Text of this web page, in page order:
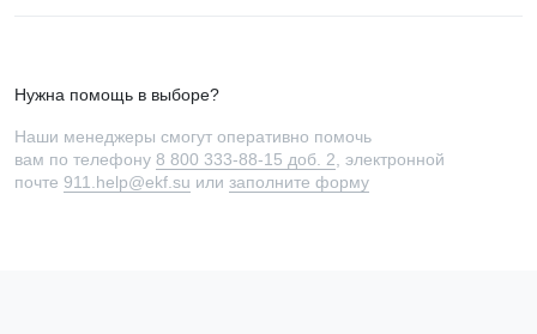
Нужна помощь в выборе?
Наши менеджеры смогут оперативно помочь
вам по телефону 8 800 333-88-15 доб. 2 , электронной
почте 911.help@ekf.su или заполните форму